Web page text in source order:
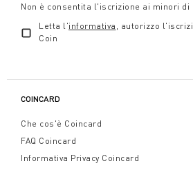
Non è consentita l'iscrizione ai minori di
Letta l'informativa , autorizzo
Coin
COINCARD
Che cos'è Coincard
FAQ Coincard
Informativa Privacy Coincard